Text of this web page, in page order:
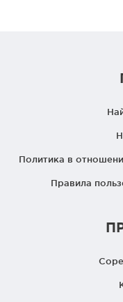
Политика в
Правила